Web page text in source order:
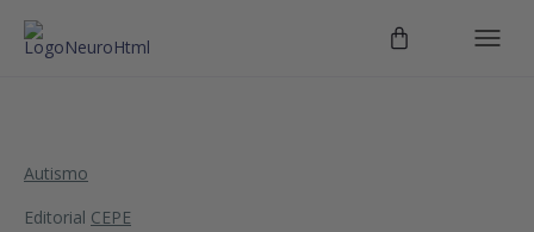
Autismo
Editorial CEPE